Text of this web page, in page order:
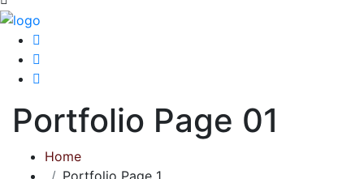
Portfolio Page 01
Home